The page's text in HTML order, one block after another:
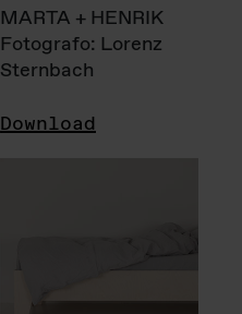
MARTA + HENRIK
Fotografo: Lorenz
Sternbach
Download